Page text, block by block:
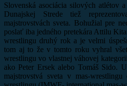
Slovenská asociácia silových atlétov
Dunajskej Strede tiež
majstrovstvách sveta. Bohužial pre
poslať iba jedného pretekára Attilu
wrestlingu druhý rok a je velmi
tom aj to že v tomto roku vyhral
wrestlingu vo vlastnej váhovej
ako Peter Ersek alebo Tomáš Sido.
majstrovstvá sveta v mas-